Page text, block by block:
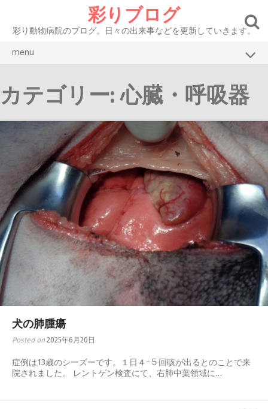
content
彩りブログ
彩り動物病院のブログ。日々の出来事などを更新していきます。
menu
彩り動物病院HP
お知らせ
症例紹介 犬
症例紹介 猫
腫瘍
眼
皮膚・耳
口腔・消化器
心臓・呼吸器
腎泌尿器・生殖器
神経・整形外科
カテゴリー: 心臓・呼吸器
犬の肺腫瘍
Posted on 2025年6月20日
症例は13歳のシーズーです。１日４ｰ５回咳が出るとのことで来
院されました。 レントゲン検査にて、右肺中葉領域に…